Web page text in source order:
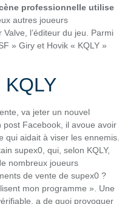
professionnelle utilise
autres joueurs
l’éditeur du jeu. Parmi
» Giry et Hovik « KQLY »
KQLY
va jeter un nouvel
post Facebook, il avoue avoir
qui aidait à viser les ennemis.
supex0, qui, selon KQLY,
nombreux joueurs
de vente de supex0 ?
mon programme ». Une
a de quoi provoquer